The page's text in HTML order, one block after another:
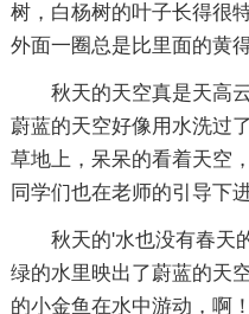
树，白杨树的叶子长得很
外面一圈总是比里面的黄得
秋天的天空真是天高
蔚蓝的天空好像用水洗过
草地上，呆呆的看着天空
同学们也在老师的引导下
秋天的'水也没有春天
绿的水里映出了蔚蓝的天
的小金鱼在水中游动，啊